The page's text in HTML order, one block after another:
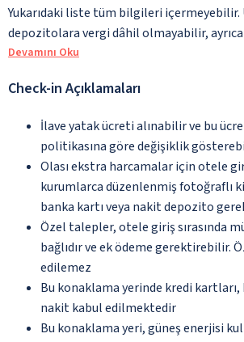
Yukarıdaki liste tüm bilgileri içermeyebilir.
depozitolara vergi dâhil olmayabilir,
Devamını Oku
Check-in Açıklamaları
İlave yatak ücreti alınabilir ve bu
politikasına göre değişiklik
Olası ekstra harcamalar için otele
kurumlarca düzenlenmiş fotoğraflı
banka kartı veya nakit depozito
Özel talepler, otele giriş sırasında
bağlıdır ve ek ödeme gerektirebilir.
edilemez
Bu konaklama yerinde kredi kartları,
nakit kabul edilmektedir
Bu konaklama yeri, güneş enerjisi